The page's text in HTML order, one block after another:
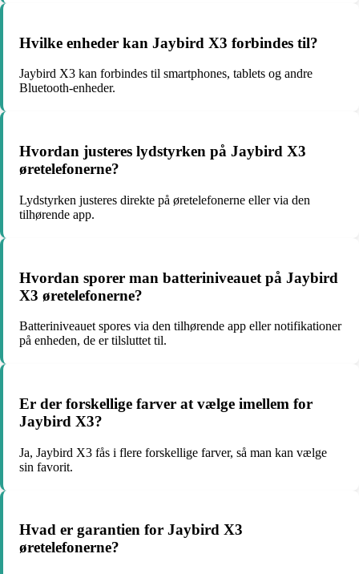
Hvilke enheder kan Jaybird X3 forbindes til?
Jaybird X3 kan forbindes til smartphones, tablets og andre
Bluetooth-enheder.
Hvordan justeres lydstyrken på Jaybird X3
øretelefonerne?
Lydstyrken justeres direkte på øretelefonerne eller via den
tilhørende app.
Hvordan sporer man batteriniveauet på Jaybird
X3 øretelefonerne?
Batteriniveauet spores via den tilhørende app eller notifikationer
på enheden, de er tilsluttet til.
Er der forskellige farver at vælge imellem for
Jaybird X3?
Ja, Jaybird X3 fås i flere forskellige farver, så man kan vælge
sin favorit.
Hvad er garantien for Jaybird X3
øretelefonerne?